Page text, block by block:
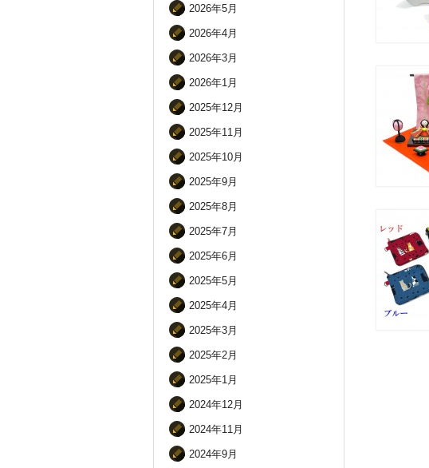
2026年5月
2026年4月
2026年3月
2026年1月
2025年12月
2025年11月
2025年10月
2025年9月
2025年8月
2025年7月
2025年6月
2025年5月
2025年4月
2025年3月
2025年2月
2025年1月
2024年12月
2024年11月
2024年9月